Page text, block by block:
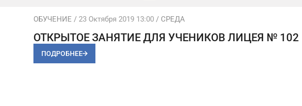
ОБУЧЕНИЕ / 23 Октября 2019 13:00 / СРЕДА
ОТКРЫТОЕ ЗАНЯТИЕ ДЛЯ УЧЕНИКОВ ЛИЦЕЯ № 102
ПОДРОБНЕЕ